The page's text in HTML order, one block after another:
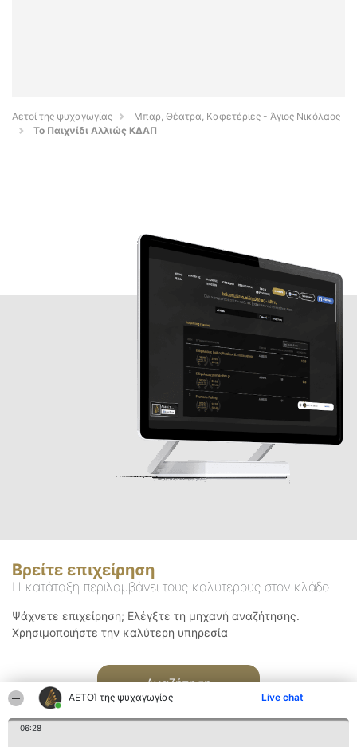
ΑΕΤΟΊ της ψυχαγωγίας Live chat
06:28
Αετοί της ψυχαγωγίας
Μπαρ, Θέατρα, Καφετέριες - Άγιος Νικόλαος
Το Παιχνίδι Αλλιώς ΚΔΑΠ
Βρείτε επιχείρηση
Η κατάταξη περιλαμβάνει τους καλύτερους στον κλάδο
Ψάχνετε επιχείρηση; Ελέγξτε τη μηχανή αναζήτησης.
Χρησιμοποιήστε την καλύτερη υπηρεσία
Αναζήτηση